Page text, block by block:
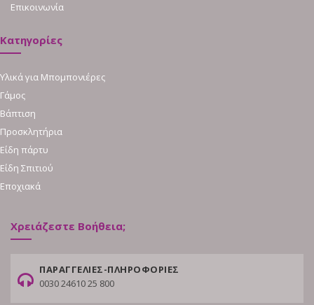
Επικοινωνία
Κατηγορίες
Υλικά για Μπομπονιέρες
Γάμος
Βάπτιση
Προσκλητήρια
Είδη πάρτυ
Είδη Σπιτιού
Εποχιακά
Χρειάζεστε Βοήθεια;
ΠΑΡΑΓΓΕΛΙΕΣ-ΠΛΗΡΟΦΟΡΙΕΣ
0030 24610 25 800